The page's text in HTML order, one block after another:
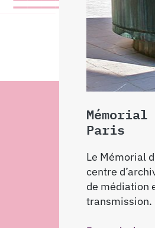
Paris
Le Mémorial
centre
de médiation
transmission.